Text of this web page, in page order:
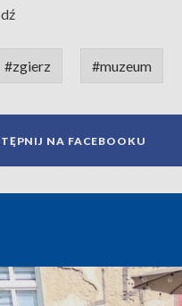
#zgierz #muzeum
NA FACEBOOKU